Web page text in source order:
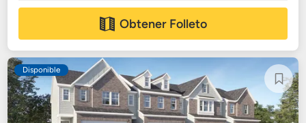
Obtener Folleto
Disponible